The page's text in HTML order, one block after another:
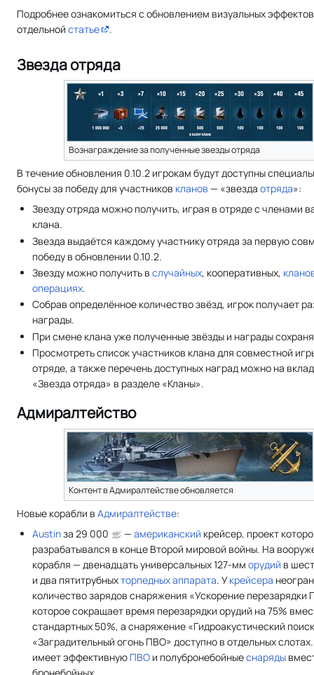
Подробнее ознакомиться с обновлением визуальных
отдельной статье .
Звезда отряда
Вознаграждение за полученные звезды отряда
В течение обновления 0.10.2 игрокам будут доступны
бонусы за победу для участников кланов — «звезда отряда»:
Звезду отряда можно получить, играя в отряде с членами
клана.
Звезда выдаётся каждому участнику отряда за первую
победу в обновлении 0.10.2.
Звезду можно получить вслучайных, кооперативных,
операциях.
Собрав определённое количество звёзд, игрок получает
награды.
При смене клана уже полученные звёзды и награды
Просмотреть список участников клана для совместной
отряде, а также перечень доступных наград можно на
«Звезда отряда» в разделе «Кланы».
Адмиралтейство
Контент в Адмиралтействе обновляется
Новые корабли в Адмиралтействе:
Austinза 29 000 —американский крейсер, проект
разрабатывался в конце Второй мировой войны. На
корабля — двенадцать универсальных 127-мморудий в
и два пятитрубныхторпедных аппарата. Укрейсера
количество зарядов снаряжения «Ускорение перезарядки
которое сокращает время перезарядки орудий на 75%
стандартных 50%, а снаряжение «Гидроакустический
«Заградительный огонь ПВО» доступно в отдельных
имеет эффективную ПВО и полубронебойныеснаряды